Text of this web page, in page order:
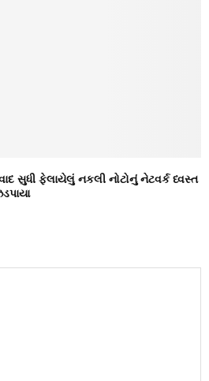
સુધી ફેલાયેલું નકલી નોટોનું નેટવર્ક ધ્વસ્ત